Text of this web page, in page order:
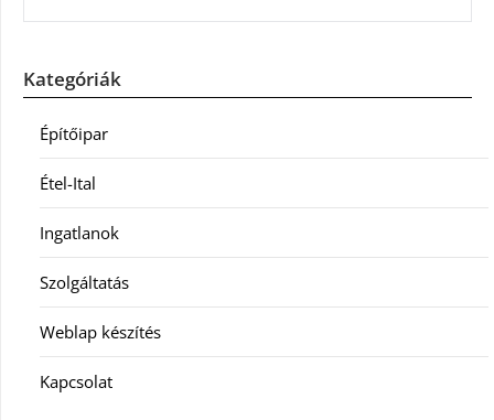
Kategóriák
Építőipar
Étel-Ital
Ingatlanok
Szolgáltatás
Weblap készítés
Kapcsolat